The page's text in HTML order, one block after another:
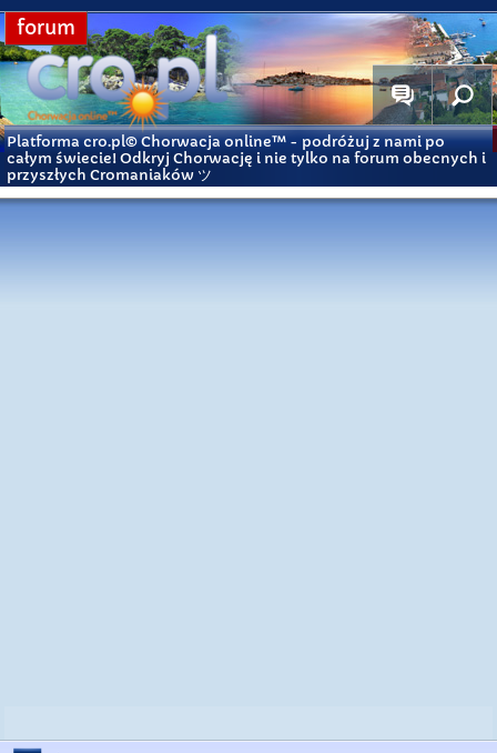
forum
Platforma cro.pl© Chorwacja online™ - podróżuj z nami po
całym świecie! Odkryj Chorwację i nie tylko na forum obecnych i
przyszłych Cromaniaków ツ